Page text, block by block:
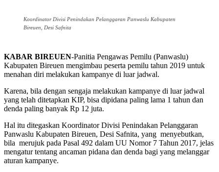
Koordinator Divisi Penindakan Pelanggaran Panwaslu Kabupaten
Bireuen, Desi Safnita
KABAR BIREUEN-Panitia Pengawas Pemilu (Panwaslu)
Kabupaten Bireuen mengimbau peserta pemilu tahun 2019 untuk
menahan diri melakukan kampanye di luar jadwal.
Karena, bila dengan sengaja melakukan kampanye di luar jadwal
yang telah ditetapkan KIP, bisa dipidana paling lama 1 tahun dan
denda paling banyak Rp 12 juta.
Hal itu ditegaskan Koordinator Divisi Penindakan Pelanggaran
Panwaslu Kabupaten Bireuen, Desi Safnita, yang menyebutkan,
bila merujuk pada Pasal 492 dalam UU Nomor 7 Tahun 2017, jelas
mengatur tentang ancaman pidana dan denda bagi yang melanggar
aturan kampanye.